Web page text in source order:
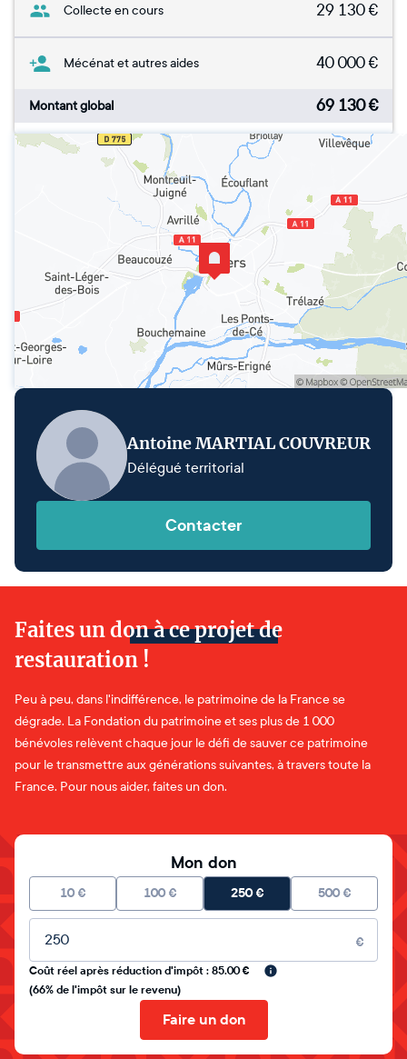
Collecte en cours 29 130€
Mécénat et autres aides 40 000€
Montant global 69 130€
Antoine MARTIAL COUVREUR
Délégué territorial
Contacter
Faites un don à ce projet de
restauration !
Peu à peu, dans l'indifférence, le patrimoine de la France se
dégrade. La Fondation du patrimoine et ses plus de 1 000
bénévoles relèvent chaque jour le défi de sauver ce patrimoine
pour le transmettre aux générations suivantes, à travers toute la
France. Pour nous aider, faites un don.
Mon don
10 € 100 € 250€ 500 €
Montant libre
€
Coût réel après réduction d'impôt : 85.00 €
(66% de l'impôt sur le revenu)
Faire un don